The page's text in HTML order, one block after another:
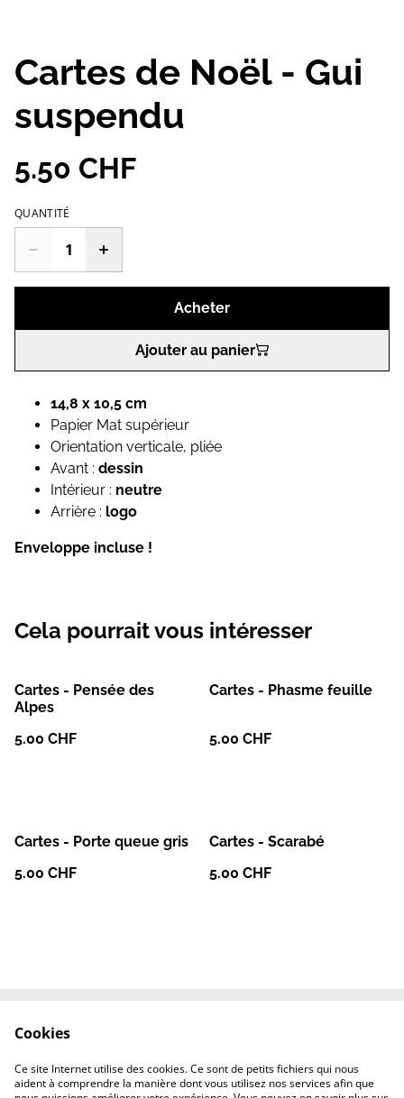
Cartes de Noël - Gui
suspendu
5.50 CHF
QUANTITÉ
Acheter
Ajouter au panier
14,8 x 10,5 cm
Papier Mat supérieur
Orientation verticale, pliée
Avant : dessin
Intérieur : neutre
Arrière : logo
Enveloppe incluse !
Cela pourrait vous intéresser
Cartes - Pensée des
Alpes
5.00 CHF
Cartes - Phasme feuille
5.00 CHF
Cartes - Porte queue gris
5.00 CHF
Cartes - Scarabé
5.00 CHF
Le site de l'Artélys
confidentialité
Politique de cookies
Cookies
Ce site Internet utilise des cookies. Ce sont de petits fichiers qui nous
aident à comprendre la manière dont vous utilisez nos services afin que